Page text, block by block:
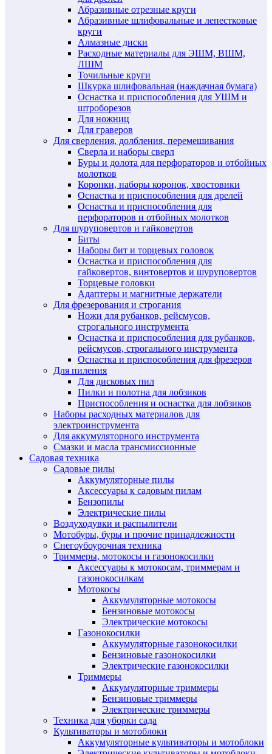
Абразивные отрезные круги
Абразивные шлифовальные и лепестковые
круги
Алмазные диски
Расходные материалы для ЭШМ, ВШМ,
ЛШМ
Точильные круги
Шкурка шлифовальная (наждачная бумага)
Оснастка и приспособления для УШМ и
штроборезов
Для ножниц
Для граверов
Для сверления, долбления, перемешивания
Сверла и наборы сверл
Буры и долота для перфораторов и отбойных
молотков
Коронки, наборы коронок, хвостовики
Оснастка и приспособления для дрелей
Оснастка и приспособления для
перфораторов и отбойных молотков
Для шуруповертов и гайковертов
Биты
Наборы бит и торцевых головок
Оснастка и приспособления для
гайковертов, винтовертов и шуруповертов
Торцевые головки
Адаптеры и магнитные держатели
Для фрезерования и строгания
Ножи для рубанков, рейсмусов,
строгального инструмента
Оснастка и приспособления для рубанков,
рейсмусов, строгального инструмента
Оснастка и приспособления для фрезеров
Для пиления
Для дисковых пил
Пилки и полотна для лобзиков
Приспособления и оснастка для лобзиков
Наборы расходных материалов для
электроинструмента
Для аккумуляторного инструмента
Смазки и масла трансмиссионные
Садовая техника
Садовые пилы
Аккумуляторные пилы
Аксессуары к садовым пилам
Бензопилы
Электрические пилы
Воздуходувки и распылители
Мотобуры, буры и прочие принадлежности
Снегоубоурочная техника
Триммеры, мотокосы и газонокосилки
Аксессуары к мотокосам, триммерам и
газонокосилкам
Мотокосы
Аккумуляторные мотокосы
Бензиновые мотокосы
Электрические мотокосы
Газонокосилки
Аккумуляторные газонокосилки
Бензиновые газонокосилки
Электрические газонокосилки
Триммеры
Аккумуляторные триммеры
Бензиновые триммеры
Электрические триммеры
Техника для уборки сада
Культиваторы и мотоблоки
Аккумуляторные культиваторы и мотоблоки